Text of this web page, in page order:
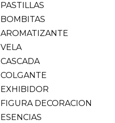
PASTILLAS
BOMBITAS
AROMATIZANTE
VELA
CASCADA
COLGANTE
EXHIBIDOR
FIGURA DECORACION
ESENCIAS